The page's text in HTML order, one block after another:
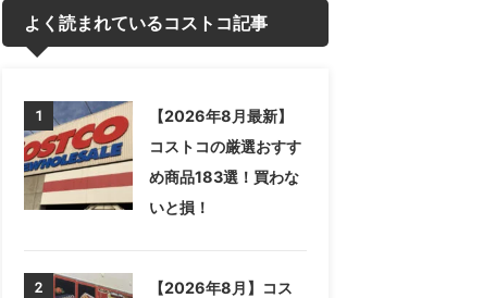
よく読まれているコストコ記事
1
【2026年8月最新】
コストコの厳選おすす
め商品183選！買わな
いと損！
2
【2026年8月】コス